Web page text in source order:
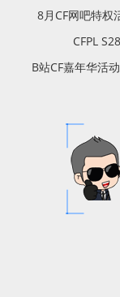
8月CF网吧特权
CFPL
B站CF嘉年华活